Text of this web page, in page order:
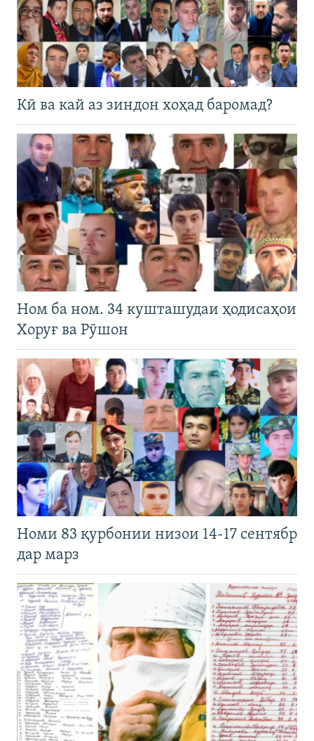
Кӣ ва кай аз зиндон хоҳад баромад?
Ном ба ном. 34 кушташудаи ҳодисаҳои
Хоруғ ва Рӯшон
Номи 83 қурбонии низои 14-17 сентябр
дар марз